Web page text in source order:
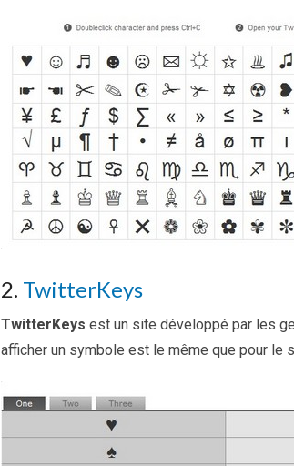
2. TwitterKeys
TwitterKeys est un site développé par les
afficher un symbole est le même que pour le